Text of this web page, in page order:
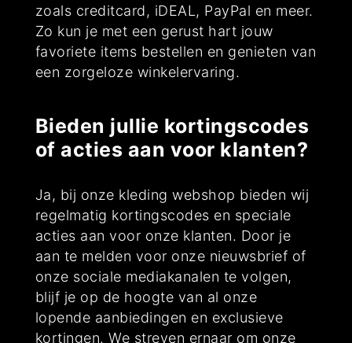
zoals creditcard, iDEAL, PayPal en meer.
Zo kun je met een gerust hart jouw
favoriete items bestellen en genieten van
een zorgeloze winkelervaring.
Bieden jullie kortingscodes
of acties aan voor klanten?
Ja, bij onze kleding webshop bieden wij
regelmatig kortingscodes en speciale
acties aan voor onze klanten. Door je
aan te melden voor onze nieuwsbrief of
onze sociale mediakanalen te volgen,
blijf je op de hoogte van al onze
lopende aanbiedingen en exclusieve
kortingen. We streven ernaar om onze